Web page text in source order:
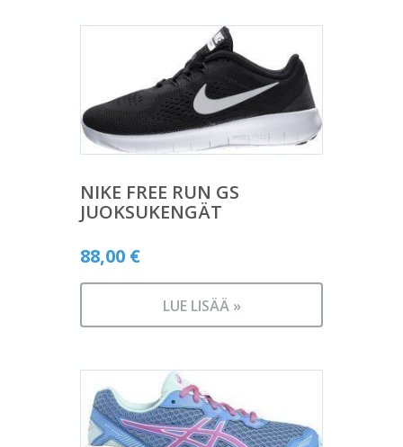
NIKE FREE RUN GS
JUOKSUKENGÄT
88,00 €
LUE LISÄÄ »